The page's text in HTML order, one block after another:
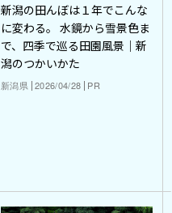
新潟の田んぼは１年でこんな
に変わる。 水鏡から雪景色ま
で、四季で巡る田園風景｜新
潟のつかいかた
新潟県 2026/04/28 PR